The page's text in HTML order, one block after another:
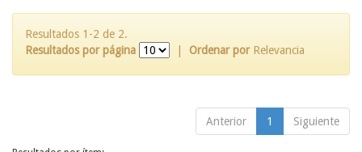
Resultados 1-2 de 2.
Resultados por página
Ordenar por Relevancia
Anterior 1 Siguiente